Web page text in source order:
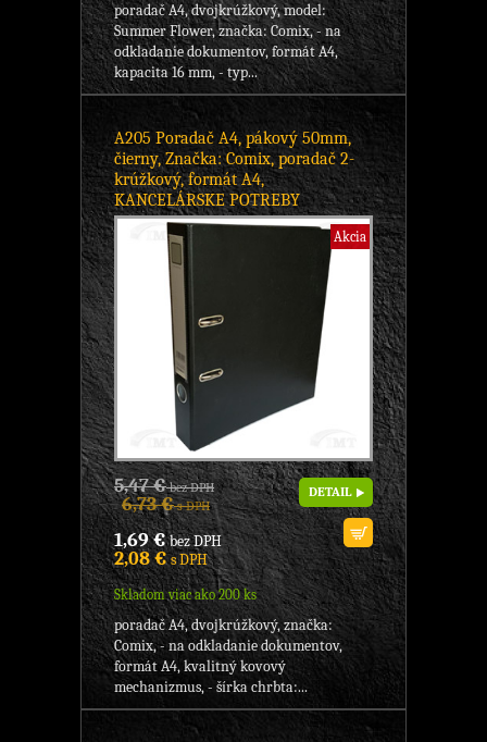
poradač A4, dvojkrúžkový, model:
Summer Flower, značka: Comix, - na
odkladanie dokumentov, formát A4,
kapacita 16 mm, - typ...
A205 Poradač A4, pákový 50mm,
čierny, Značka: Comix, poradač 2-
krúžkový, formát A4,
KANCELÁRSKE POTREBY
Akcia
5,47 €bez DPH
6,73 €s DPH
1,69 €bez DPH
2,08 €s DPH
Skladom viac ako 200 ks
DETAIL
poradač A4, dvojkrúžkový, značka:
Comix, - na odkladanie dokumentov,
formát A4, kvalitný kovový
mechanizmus, - šírka chrbta:...